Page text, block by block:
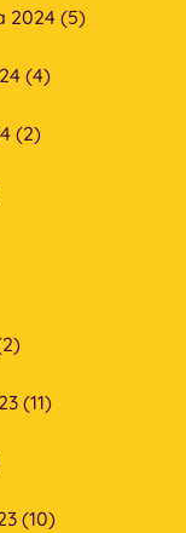
2024 (5)
(4)
(2)
(11)
(10)